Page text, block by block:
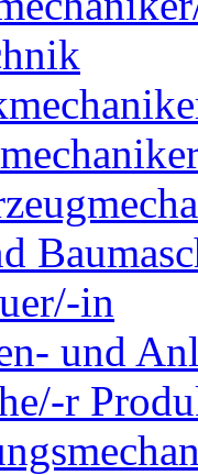
in
und
r